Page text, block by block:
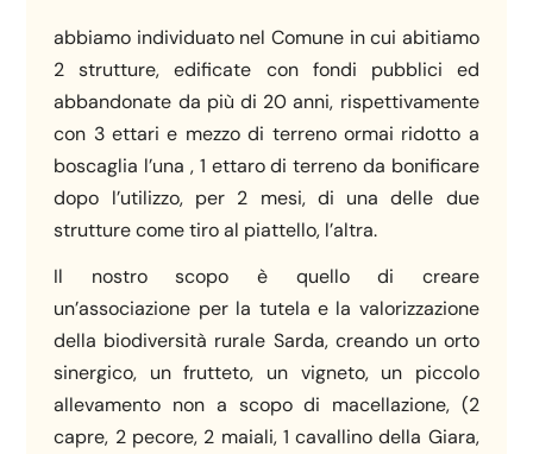
abbiamo individuato nel Comune in cui abitiamo
2 strutture, edificate con fondi pubblici ed
abbandonate da più di 20 anni, rispettivamente
con 3 ettari e mezzo di terreno ormai ridotto a
boscaglia l’una , 1 ettaro di terreno da bonificare
dopo l’utilizzo, per 2 mesi, di una delle due
strutture come tiro al piattello, l’altra.
Il nostro scopo è quello di creare
un’associazione per la tutela e la valorizzazione
della biodiversità rurale Sarda, creando un orto
sinergico, un frutteto, un vigneto, un piccolo
allevamento non a scopo di macellazione, (2
capre, 2 pecore, 2 maiali, 1 cavallino della Giara,